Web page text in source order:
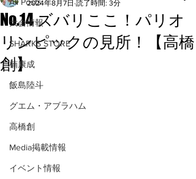
All Posts
大会情報
SHARKS STORE
楠康成
飯島陸斗
グエム・アブラハム
高橋創
Media掲載情報
イベント情報
No.14 ズバリここ！パリオ
リンピックの見所！【高橋
創】
2024年8月7日 読了時間: 3分